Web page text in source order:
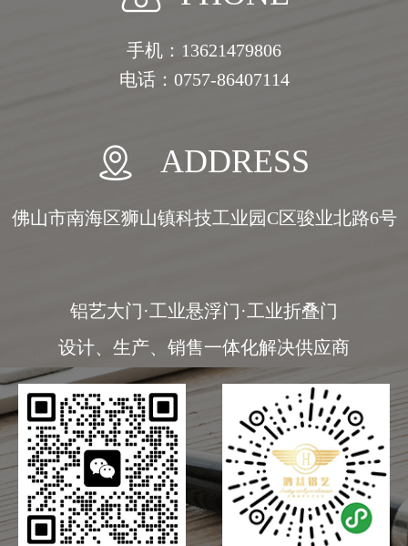
手机：13621479806
电话：0757-86407114
ADDRESS
佛山市南海区狮山镇科技工业园C区骏业北路6号
铝艺大门·工业悬浮门·工业折叠门
设计、生产、销售一体化解决供应商